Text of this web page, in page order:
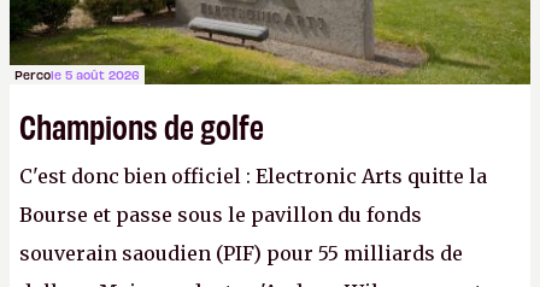
Percole 5 août 2026
Champions de golfe
C'est donc bien officiel : Electronic Arts quitte la
Bourse et passe sous le pavillon du fonds
souverain saoudien (PIF) pour 55 milliards de